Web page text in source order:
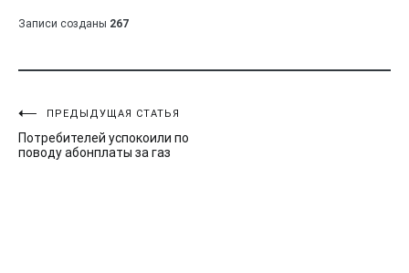
Записи созданы 267
Навигация
по
ПРЕДЫДУЩАЯ СТАТЬЯ
Потребителей успокоили по
поводу абонплаты за газ